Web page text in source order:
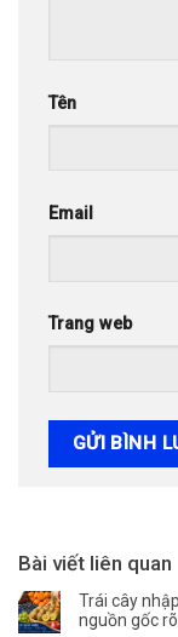
Tên
Email
Trang web
Bài viết liên quan
Trái cây
nguồn gốc